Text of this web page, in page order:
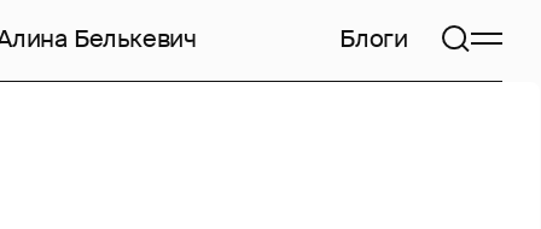
Белькевич Блоги